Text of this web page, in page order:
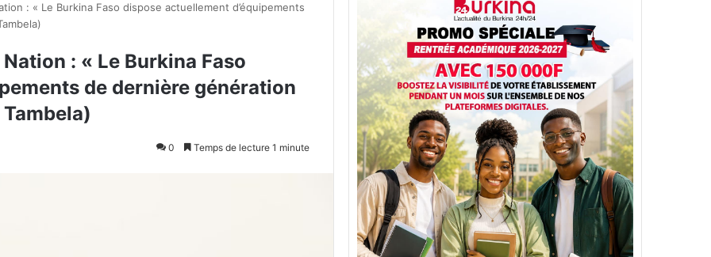
: « Le Burkina Faso dispose actuellement d’équipements
: « Le Burkina Faso
de dernière génération
0 Temps de lecture 1 minute